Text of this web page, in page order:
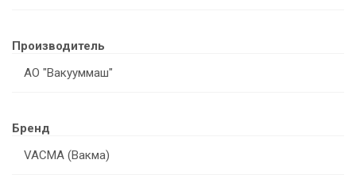
Производитель
АО "Вакууммаш"
Бренд
VACMA (Вакма)